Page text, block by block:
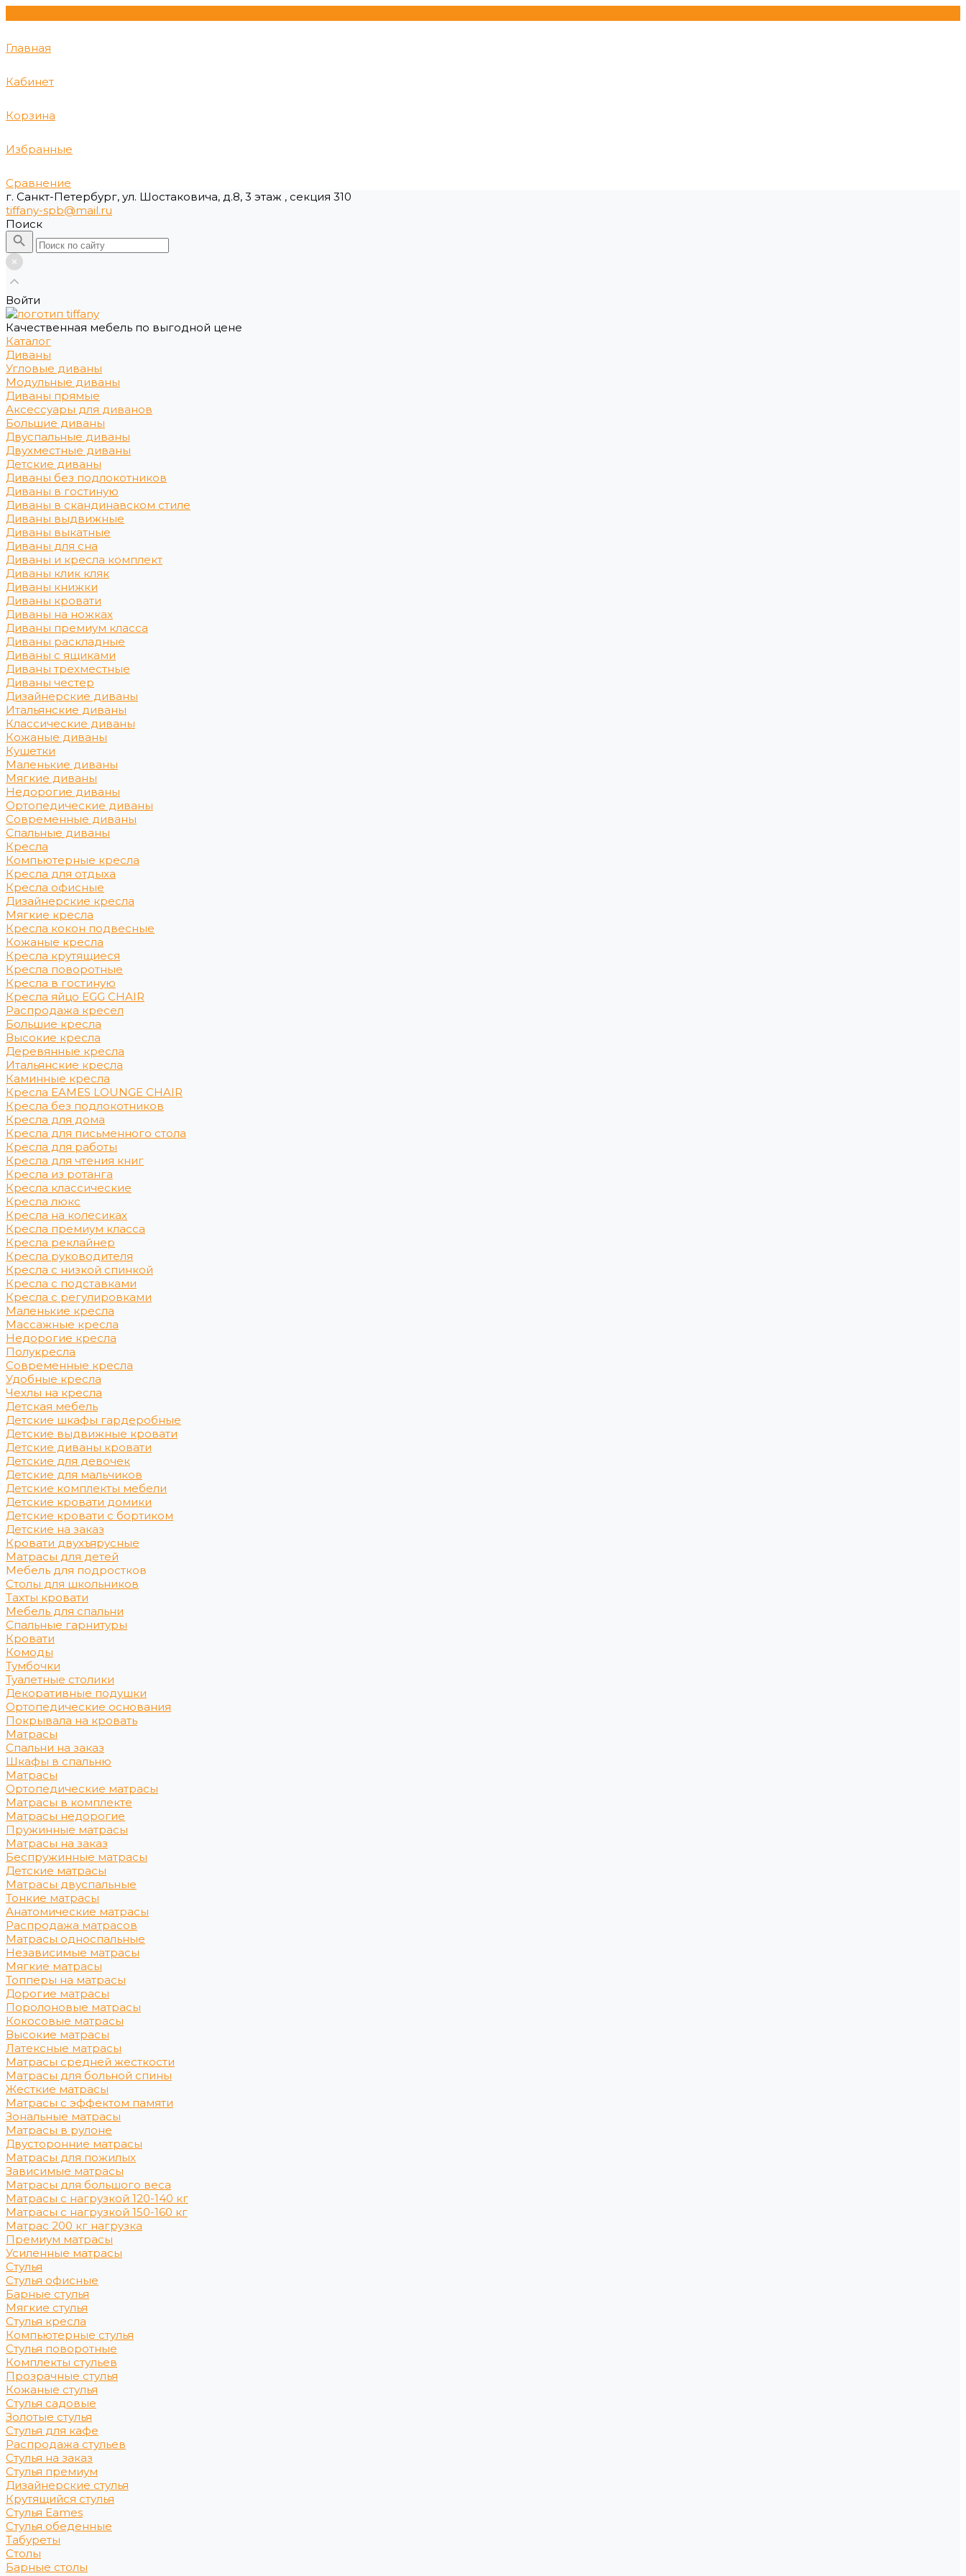
Главная
Кабинет
Корзина
Избранные
Сравнение
г. Санкт-Петербург, ул. Шостаковича, д.8, 3 этаж , секция 310
tiffany-spb@mail.ru
Поиск
Войти
Качественная мебель по выгодной цене
Каталог
Диваны
Угловые диваны
Модульные диваны
Диваны прямые
Аксессуары для диванов
Большие диваны
Двуспальные диваны
Двухместные диваны
Детские диваны
Диваны без подлокотников
Диваны в гостиную
Диваны в скандинавском стиле
Диваны выдвижные
Диваны выкатные
Диваны для сна
Диваны и кресла комплект
Диваны клик кляк
Диваны книжки
Диваны кровати
Диваны на ножках
Диваны премиум класса
Диваны раскладные
Диваны с ящиками
Диваны трехместные
Диваны честер
Дизайнерские диваны
Итальянские диваны
Классические диваны
Кожаные диваны
Кушетки
Маленькие диваны
Мягкие диваны
Недорогие диваны
Ортопедические диваны
Современные диваны
Спальные диваны
Кресла
Компьютерные кресла
Кресла для отдыха
Кресла офисные
Дизайнерские кресла
Мягкие кресла
Кресла кокон подвесные
Кожаные кресла
Кресла крутящиеся
Кресла поворотные
Кресла в гостиную
Кресла яйцо EGG CHAIR
Распродажа кресел
Большие кресла
Высокие кресла
Деревянные кресла
Итальянские кресла
Каминные кресла
Кресла EAMES LOUNGE CHAIR
Кресла без подлокотников
Кресла для дома
Кресла для письменного стола
Кресла для работы
Кресла для чтения книг
Кресла из ротанга
Кресла классические
Кресла люкс
Кресла на колесиках
Кресла премиум класса
Кресла реклайнер
Кресла руководителя
Кресла с низкой спинкой
Кресла с подставками
Кресла с регулировками
Маленькие кресла
Массажные кресла
Недорогие кресла
Полукресла
Современные кресла
Удобные кресла
Чехлы на кресла
Детская мебель
Детские шкафы гардеробные
Детские выдвижные кровати
Детские диваны кровати
Детские для девочек
Детские для мальчиков
Детские комплекты мебели
Детские кровати домики
Детские кровати с бортиком
Детские на заказ
Кровати двухъярусные
Матрасы для детей
Мебель для подростков
Столы для школьников
Тахты кровати
Мебель для спальни
Спальные гарнитуры
Кровати
Комоды
Тумбочки
Туалетные столики
Декоративные подушки
Ортопедические основания
Покрывала на кровать
Матрасы
Спальни на заказ
Шкафы в спальню
Матрасы
Ортопедические матрасы
Матрасы в комплекте
Матрасы недорогие
Пружинные матрасы
Матрасы на заказ
Беспружинные матрасы
Детские матрасы
Матрасы двуспальные
Тонкие матрасы
Анатомические матрасы
Распродажа матрасов
Матрасы односпальные
Независимые матрасы
Мягкие матрасы
Топперы на матрасы
Дорогие матрасы
Поролоновые матрасы
Кокосовые матрасы
Высокие матрасы
Латексные матрасы
Матрасы средней жесткости
Матрасы для больной спины
Жесткие матрасы
Матрасы с эффектом памяти
Зональные матрасы
Матрасы в рулоне
Двусторонние матрасы
Матрасы для пожилых
Зависимые матрасы
Матрасы для большого веса
Матрасы с нагрузкой 120-140 кг
Матрасы с нагрузкой 150-160 кг
Матрас 200 кг нагрузка
Премиум матрасы
Усиленные матрасы
Стулья
Стулья офисные
Барные стулья
Мягкие стулья
Стулья кресла
Компьютерные стулья
Стулья поворотные
Комплекты стульев
Прозрачные стулья
Кожаные стулья
Стулья садовые
Золотые стулья
Стулья для кафе
Распродажа стульев
Стулья на заказ
Стулья премиум
Дизайнерские стулья
Крутящийся стулья
Стулья Eames
Стулья обеденные
Табуреты
Столы
Барные столы